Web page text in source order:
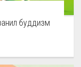
буддизм